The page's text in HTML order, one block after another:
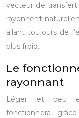
vecteur de transfert.
rayonnent
allant toujours de
plus froid.
Le
rayonnant
Léger et peu
fonctionnera